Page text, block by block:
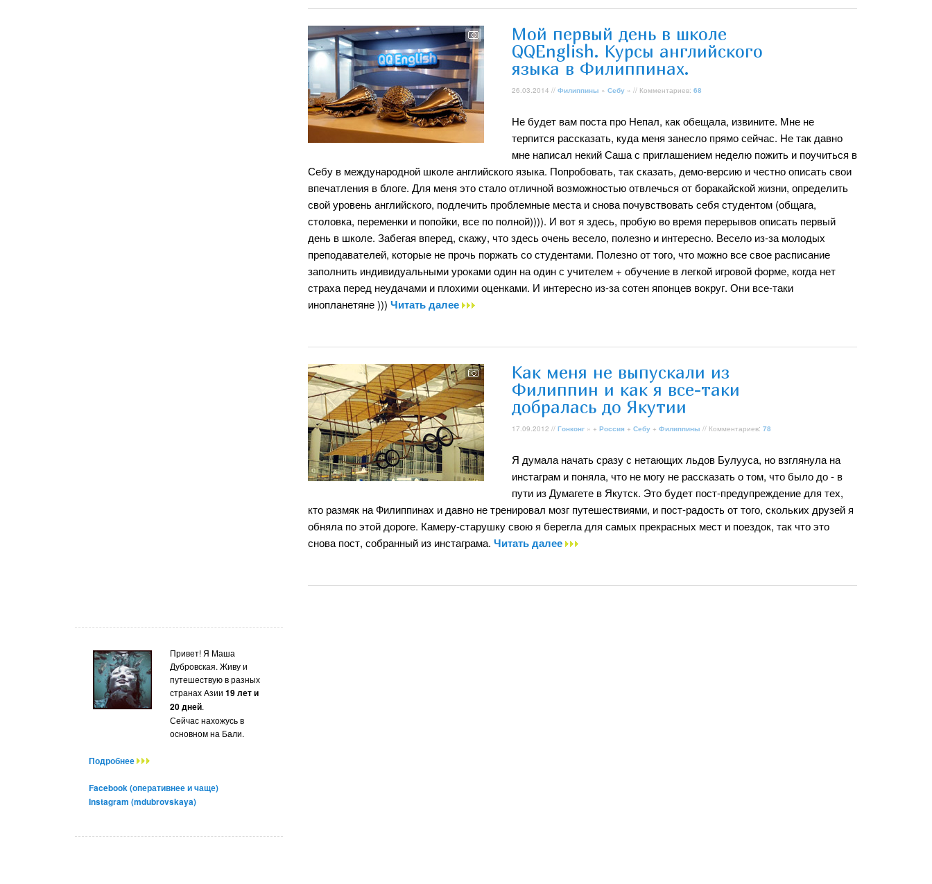
Мой первый день в школе
QQEnglish. Курсы английского
языка в Филиппинах.
26.03.2014 // Филиппины » Себу » // Комментариев: 68
Не будет вам поста про Непал, как обещала, извините. Мне не
терпится рассказать, куда меня занесло прямо сейчас. Не так давно
мне написал некий Саша с приглашением неделю пожить и поучиться в
Себу в международной школе английского языка. Попробовать, так сказать, демо-версию и честно описать свои
впечатления в блоге. Для меня это стало отличной возможностью отвлечься от боракайской жизни, определить
свой уровень английского, подлечить проблемные места и снова почувствовать себя студентом (общага,
столовка, переменки и попойки, все по полной)))). И вот я здесь, пробую во время перерывов описать первый
день в школе. Забегая вперед, скажу, что здесь очень весело, полезно и интересно. Весело из-за молодых
преподавателей, которые не прочь поржать со студентами. Полезно от того, что можно все свое расписание
заполнить индивидуальными уроками один на один с учителем + обучение в легкой игровой форме, когда нет
страха перед неудачами и плохими оценками. И интересно из-за сотен японцев вокруг. Они все-таки
инопланетяне ))) Читать далее
Как меня не выпускали из
Филиппин и как я все-таки
добралась до Якутии
17.09.2012 // Гонконг » + Россия + Себу + Филиппины // Комментариев: 78
Я думала начать сразу с нетающих льдов Булууса, но взглянула на
инстаграм и поняла, что не могу не рассказать о том, что было до - в
пути из Думагете в Якутск. Это будет пост-предупреждение для тех,
кто размяк на Филиппинах и давно не тренировал мозг путешествиями, и пост-радость от того, скольких друзей я
обняла по этой дороге. Камеру-старушку свою я берегла для самых прекрасных мест и поездок, так что это
снова пост, собранный из инстаграма. Читать далее
Привет! Я Маша
Дубровская. Живу и
путешествую в разных
странах Азии 19 лет и
20 дней.
Сейчас нахожусь в
основном на Бали.
Подробнее
Facebook (оперативнее и чаще)
Instagram (mdubrovskaya)